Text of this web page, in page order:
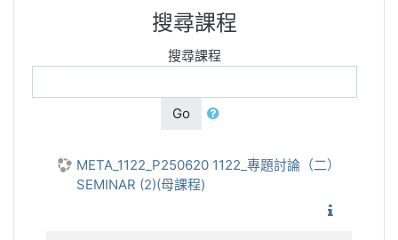
搜尋課程
搜尋課程
Go
META_1122_P250620 1122_專題討論（二）
SEMINAR (2)(母課程)